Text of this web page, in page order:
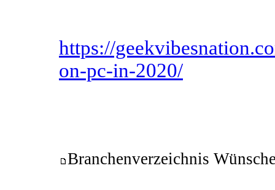
https://
on-pc-in-2020/
Branchenverzeichnis